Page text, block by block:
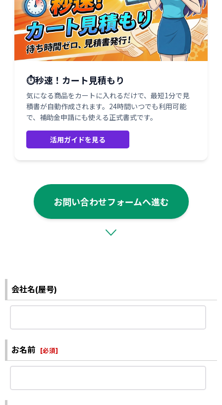
⏱️秒速！カート見積もり
気になる商品をカートに入れるだけで、最短1分で見
積書が自動作成されます。24時間いつでも利用可能
で、補助金申請にも使える正式書式です。
活用ガイドを見る
お問い合わせフォームへ進む
会社名(屋号)
お名前 [必須]